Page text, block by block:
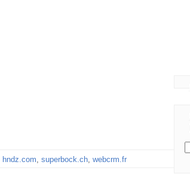
hndz.com, superbock.ch, webcrm.fr